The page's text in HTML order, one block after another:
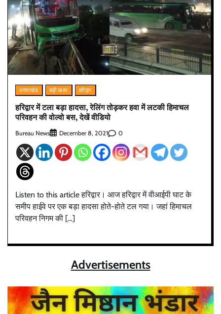
उत्तराखंड बड़ी खबर हरिद्वार
हरिद्वार में टला बड़ा हादसा, रेलिंग तोड़कर हवा में लटकी हिमाचल
परिवहन की वोल्वो बस, देखें वीडियो
Bureau News December 8, 2021 0
Listen to this article हरिद्वार। आज हरिद्वार में वीआईपी घाट के
समीप हाईवे पर एक बड़ा हादसा होते-होते टल गया। जहां हिमाचल
परिवहन निगम की […]
Advertisements